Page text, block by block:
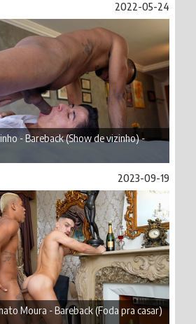
2022-05-24
- Bareback (Show de vizinho) -
2023-09-19
Moura - Bareback (Foda pra casar)